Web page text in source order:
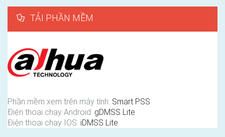
TẢI PHẦN MỀM
Phần mềm xem trên máy tính: Smart PSS
Điện thoại chay Android: gDMSS Lite
Điện thoại chạy IOS: iDMSS Lite